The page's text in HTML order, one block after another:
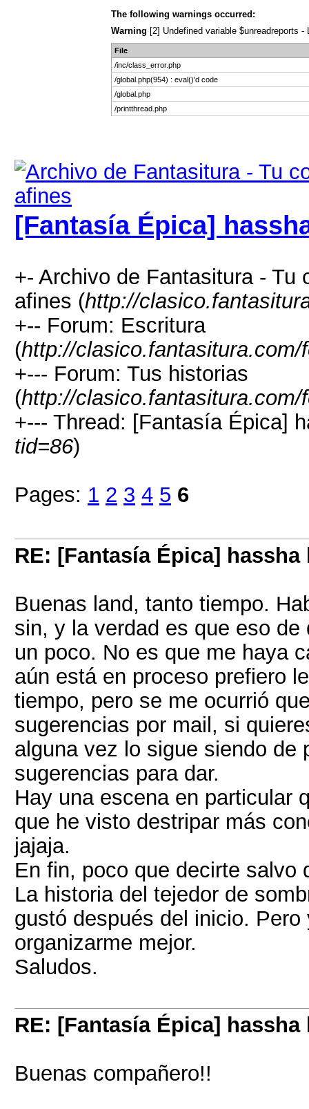
The following warnings occurred:
Warning [2] Undefined variable $unreadreports
File
/inc/class_error.php
/global.php(954) : eval()'d code
/global.php
/printthread.php
[Fantasía Épica]
+- Archivo de Fantasitura -
afines (http://
+-- Forum: Escritura
(http://clasico.fantasitura.com/
+--- Forum: Tus historias
(http://clasico.fantasitura.com/
+--- Thread: [Fantasía Épica]
tid=86)
Pages: 1 2 3 4 5 6
RE: [Fantasía Épica] hassha
Buenas land, tanto tiempo.
sin, y la verdad es que eso
un poco. No es que me haya
aún está en proceso prefiero
tiempo, pero se me ocurrió
sugerencias por mail, si
alguna vez lo sigue siendo de
sugerencias para dar.
Hay una escena en particular
que he visto destripar más
jajaja.
En fin, poco que decirte salvo
La historia del tejedor de
gustó después del inicio.
organizarme mejor.
Saludos.
RE: [Fantasía Épica] hassha
Buenas compañero!!